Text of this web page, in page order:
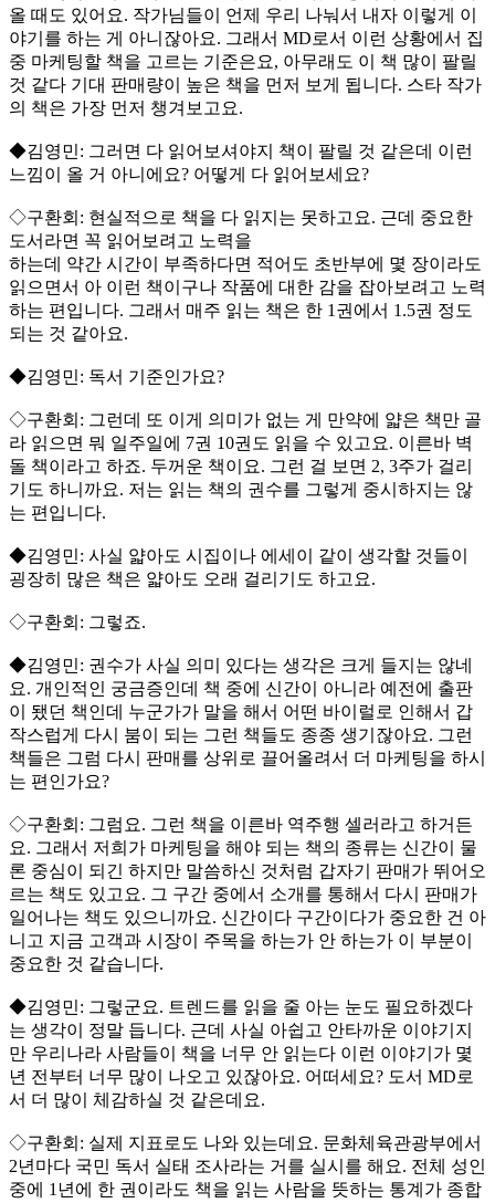
올 때도 있어요. 작가님들이 언제 우리 나눠서 내자 이렇게 이
야기를 하는 게 아니잖아요. 그래서 MD로서 이런 상황에서 집
중 마케팅할 책을 고르는 기준은요, 아무래도 이 책 많이 팔릴
것 같다 기대 판매량이 높은 책을 먼저 보게 됩니다. 스타 작가
의 책은 가장 먼저 챙겨보고요.
◆김영민: 그러면 다 읽어보셔야지 책이 팔릴 것 같은데 이런
느낌이 올 거 아니에요? 어떻게 다 읽어보세요?
◇구환회: 현실적으로 책을 다 읽지는 못하고요. 근데 중요한
도서라면 꼭 읽어보려고 노력을
하는데 약간 시간이 부족하다면 적어도 초반부에 몇 장이라도
읽으면서 아 이런 책이구나 작품에 대한 감을 잡아보려고 노력
하는 편입니다. 그래서 매주 읽는 책은 한 1권에서 1.5권 정도
되는 것 같아요.
◆김영민: 독서 기준인가요?
◇구환회: 그런데 또 이게 의미가 없는 게 만약에 얇은 책만 골
라 읽으면 뭐 일주일에 7권 10권도 읽을 수 있고요. 이른바 벽
돌 책이라고 하죠. 두꺼운 책이요. 그런 걸 보면 2, 3주가 걸리
기도 하니까요. 저는 읽는 책의 권수를 그렇게 중시하지는 않
는 편입니다.
◆김영민: 사실 얇아도 시집이나 에세이 같이 생각할 것들이
굉장히 많은 책은 얇아도 오래 걸리기도 하고요.
◇구환회: 그렇죠.
◆김영민: 권수가 사실 의미 있다는 생각은 크게 들지는 않네
요. 개인적인 궁금증인데 책 중에 신간이 아니라 예전에 출판
이 됐던 책인데 누군가가 말을 해서 어떤 바이럴로 인해서 갑
작스럽게 다시 붐이 되는 그런 책들도 종종 생기잖아요. 그런
책들은 그럼 다시 판매를 상위로 끌어올려서 더 마케팅을 하시
는 편인가요?
◇구환회: 그럼요. 그런 책을 이른바 역주행 셀러라고 하거든
요. 그래서 저희가 마케팅을 해야 되는 책의 종류는 신간이 물
론 중심이 되긴 하지만 말씀하신 것처럼 갑자기 판매가 뛰어오
르는 책도 있고요. 그 구간 중에서 소개를 통해서 다시 판매가
일어나는 책도 있으니까요. 신간이다 구간이다가 중요한 건 아
니고 지금 고객과 시장이 주목을 하는가 안 하는가 이 부분이
중요한 것 같습니다.
◆김영민: 그렇군요. 트렌드를 읽을 줄 아는 눈도 필요하겠다
는 생각이 정말 듭니다. 근데 사실 아쉽고 안타까운 이야기지
만 우리나라 사람들이 책을 너무 안 읽는다 이런 이야기가 몇
년 전부터 너무 많이 나오고 있잖아요. 어떠세요? 도서 MD로
서 더 많이 체감하실 것 같은데요.
◇구환회: 실제 지표로도 나와 있는데요. 문화체육관광부에서
2년마다 국민 독서 실태 조사라는 거를 실시를 해요. 전체 성인
중에 1년에 한 권이라도 책을 읽는 사람을 뜻하는 통계가 종합